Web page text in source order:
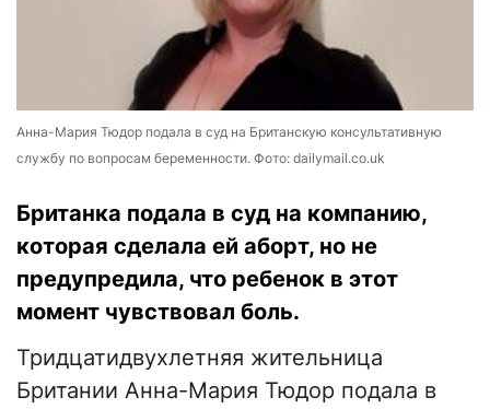
Анна-Мария Тюдор подала в суд на Британскую консультативную
службу по вопросам беременности. Фото: dailymail.co.uk
Британка подала в суд на компанию,
которая сделала ей аборт, но не
предупредила, что ребенок в этот
момент чувствовал боль.
Тридцатидвухлетняя жительница
Британии Анна-Мария Тюдор подала в